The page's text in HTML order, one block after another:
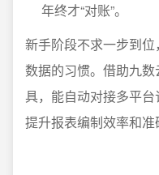
年终才“对账”。
新手阶段不求一步到
数据的习惯。借助九
具，能自动对接多平
提升报表编制效率和准